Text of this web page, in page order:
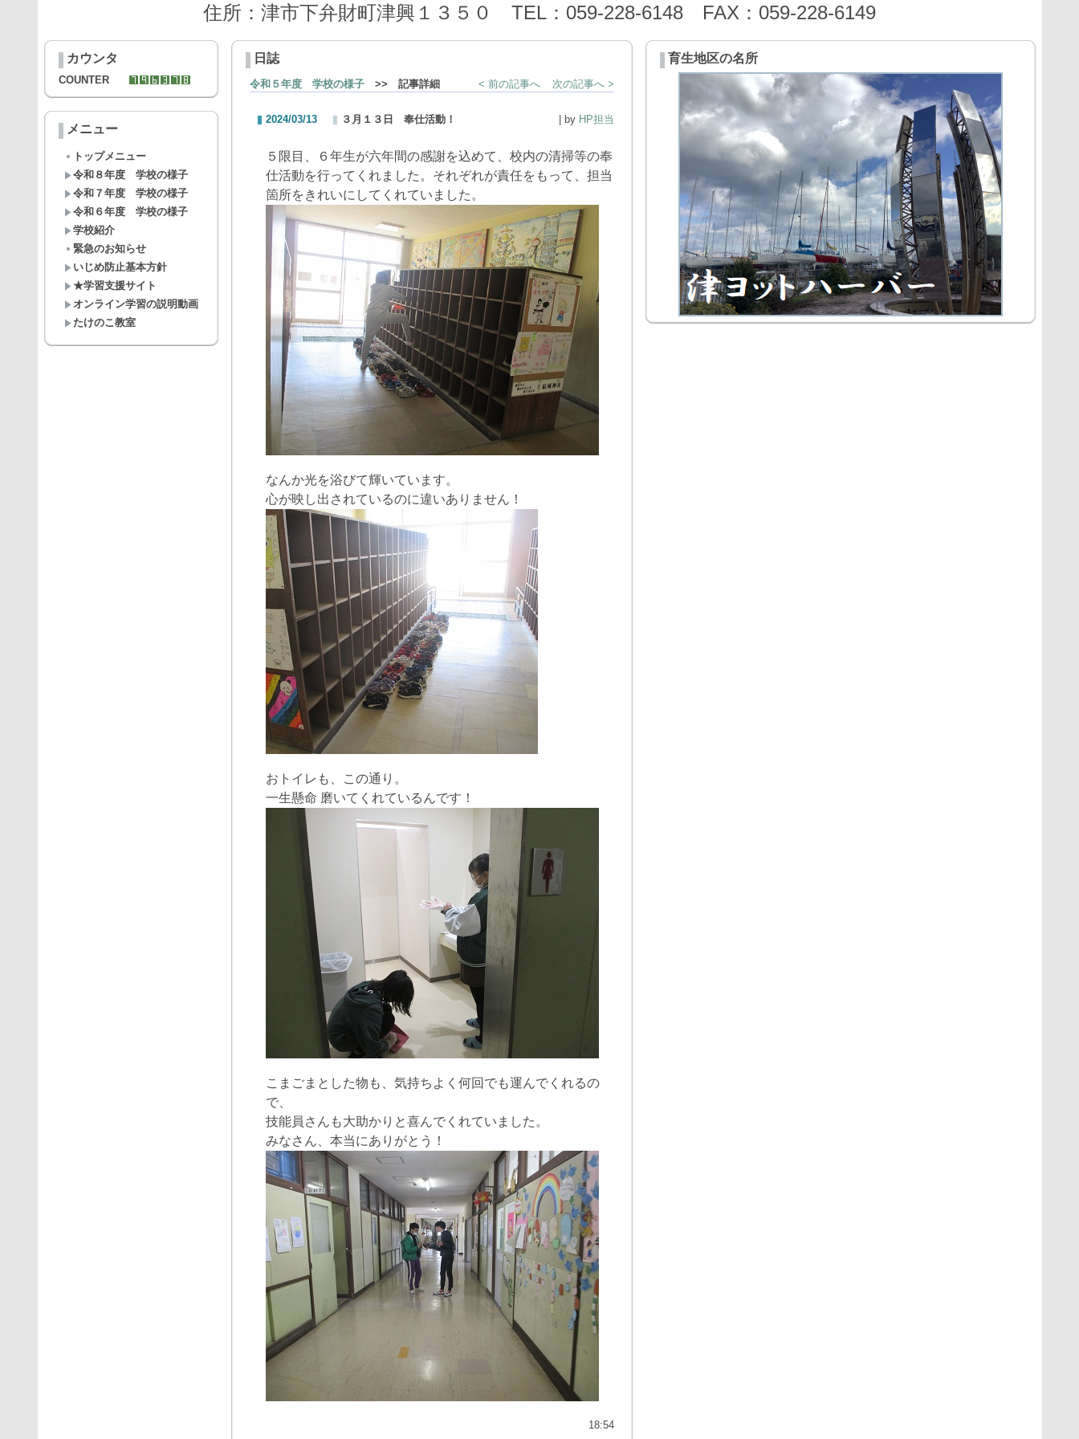
住所：津市下弁財町津興１３５０ TEL：059-228-6148 FAX：059-228-6149
カウンタ
COUNTER
メニュー
トップメニュー
令和８年度 学校の様子
令和７年度 学校の様子
令和６年度 学校の様子
学校紹介
緊急のお知らせ
いじめ防止基本方針
★学習支援サイト
オンライン学習の説明動画
たけのこ教室
日誌
令和５年度 学校の様子>> 記事詳細 < 前の記事へ 次の記事へ >
2024/03/13 ３月１３日 奉仕活動！ | by HP担当
５限目、６年生が六年間の感謝を込めて、校内の清掃等の奉
仕活動を行ってくれました。それぞれが責任をもって、担当
箇所をきれいにしてくれていました。
なんか光を浴びて輝いています。
心が映し出されているのに違いありません！
おトイレも、この通り。
一生懸命 磨いてくれているんです！
こまごまとした物も、気持ちよく何回でも運んでくれるの
で、
技能員さんも大助かりと喜んでくれていました。
みなさん、本当にありがとう！
18:54
育生地区の名所